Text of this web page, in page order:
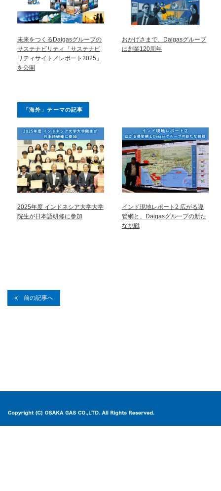
未来をつくるDaigasグループの
サステナビリティ「サステナビ
リティサイト／レポート2025」
を公開
おかげさまで、Daigasグループ
は創業120周年
「海外」テーマの記事
2025年度 インドネシア大学大学
院生が日本語研修に参加
インド現地レポート2 広がる導
管網と、Daigasグループの新た
な挑戦
前の記事へ